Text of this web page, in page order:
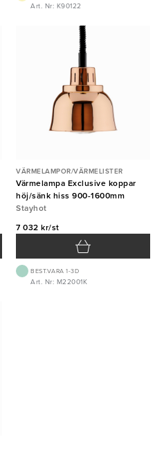
Art. Nr: K90122
VÄRMELAMPOR/VÄRMELISTER
Värmelampa Exclusive koppar
höj/sänk hiss 900-1600mm
Stayhot
7 032 kr/st
BEST.VARA 1-3D
Art. Nr: M22001K